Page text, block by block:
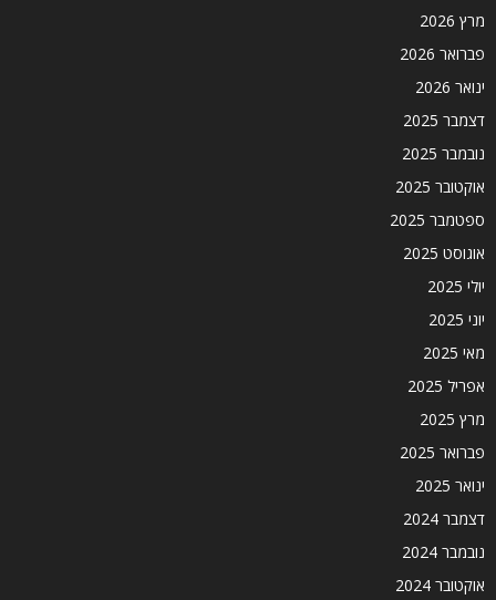
מרץ 2026
פברואר 2026
ינואר 2026
דצמבר 2025
נובמבר 2025
אוקטובר 2025
ספטמבר 2025
אוגוסט 2025
יולי 2025
יוני 2025
מאי 2025
אפריל 2025
מרץ 2025
פברואר 2025
ינואר 2025
דצמבר 2024
נובמבר 2024
אוקטובר 2024